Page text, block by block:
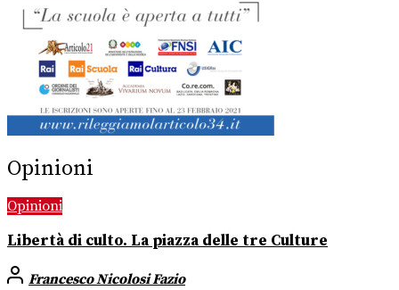
Opinioni
Opinioni
Libertà di culto. La piazza delle tre Culture
Francesco Nicolosi Fazio